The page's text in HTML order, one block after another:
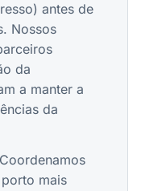
antes de
Nossos
da
a manter a
da
mais